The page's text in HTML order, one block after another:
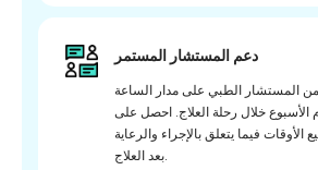
دعم المستشار المستمر
المستشار الطبي على مدار الساعة
الأسبوع خلال رحلة العلاج. احصل على
فيما يتعلق بالإجراء والرعاية
بعد العلاج.